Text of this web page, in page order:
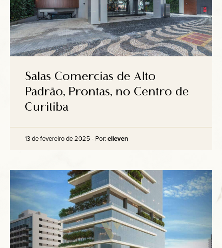
Salas Comercias de Alto
Padrão, Prontas, no Centro de
Curitiba
13 de fevereiro de 2025 - Por: elleven